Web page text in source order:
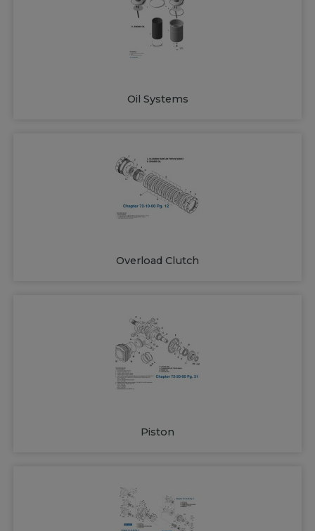
Oil Systems
Overload Clutch
Piston